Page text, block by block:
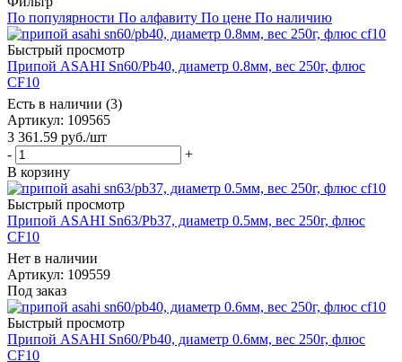
По популярности По алфавиту По цене По наличию
Быстрый просмотр
Припой ASAHI Sn60/Pb40, диаметр 0.8мм, вес 250г, флюс
CF10
Есть в наличии (3)
Артикул: 109565
3 361.59 руб./шт
-
+
В корзину
Быстрый просмотр
Припой ASAHI Sn63/Pb37, диаметр 0.5мм, вес 250г, флюс
CF10
Нет в наличии
Артикул: 109559
Под заказ
Быстрый просмотр
Припой ASAHI Sn60/Pb40, диаметр 0.6мм, вес 250г, флюс
CF10